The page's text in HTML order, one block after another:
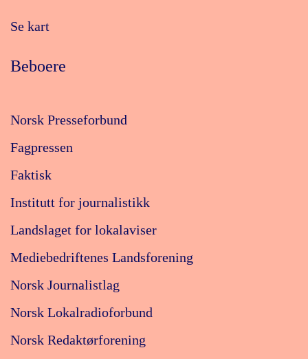
Se kart
Beboere
Norsk Presseforbund
Fagpressen
Faktisk
Institutt for journalistikk
Landslaget for lokalaviser
Mediebedriftenes Landsforening
Norsk Journalistlag
Norsk Lokalradioforbund
Norsk Redaktørforening